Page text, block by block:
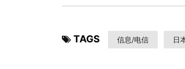
TAGS 信息/电信 日